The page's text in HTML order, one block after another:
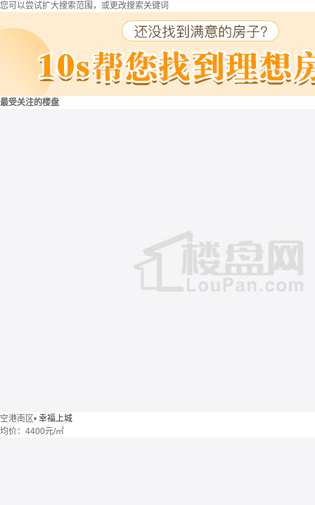
您可以尝试扩大搜索范围，或更改搜索关键词
最受关注的楼盘
空港南区• 幸福上城
均价： 4400元/㎡